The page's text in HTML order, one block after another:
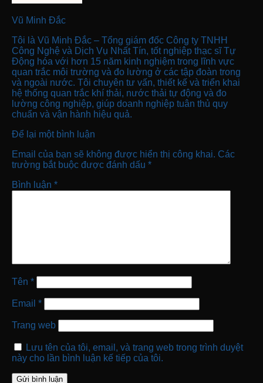
Vũ Minh Đắc
Tôi là Vũ Minh Đắc – Tổng giám đốc Công ty TNHH
Công Nghệ và Dịch Vụ Nhất Tín, tốt nghiệp thạc sĩ Tự
Động hóa với hơn 15 năm kinh nghiệm trong lĩnh vực
quan trắc môi trường và đo lường ở các tập đoàn trong
và ngoài nước. Tôi chuyên tư vấn, thiết kế và triển khai
hệ thống quan trắc khí thải, nước thải tự động và đo
lường công nghiệp, giúp doanh nghiệp tuân thủ quy
chuẩn và vận hành hiệu quả.
Để lại một bình luận
Email của bạn sẽ không được hiển thị công khai. Các
trường bắt buộc được đánh dấu *
Bình luận *
Tên *
Email *
Trang web
Lưu tên của tôi, email, và trang web trong trình duyệt
này cho lần bình luận kế tiếp của tôi.